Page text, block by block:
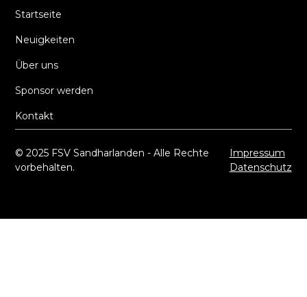
Startseite
Neuigkeiten
Über uns
Sponsor werden
Kontakt
© 2025 FSV Sandharlanden - Alle Rechte
vorbehalten.
Impressum
Datenschutz